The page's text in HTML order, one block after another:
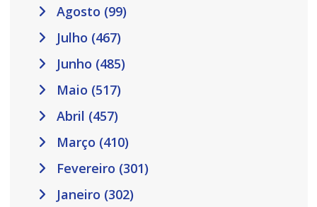
Agosto (99)
Julho (467)
Junho (485)
Maio (517)
Abril (457)
Março (410)
Fevereiro (301)
Janeiro (302)